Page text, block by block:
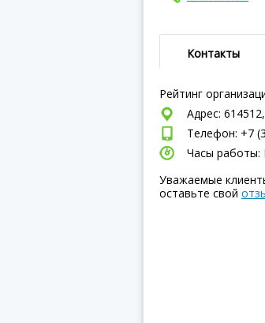
Контакты
Рейтинг
Адрес:
Телефон: +7
Часы работы:
Уважаемые
оставьте свой